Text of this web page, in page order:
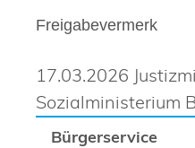
Bürgerservice
Freigabevermerk
17.03.2026 J
Sozialministerium